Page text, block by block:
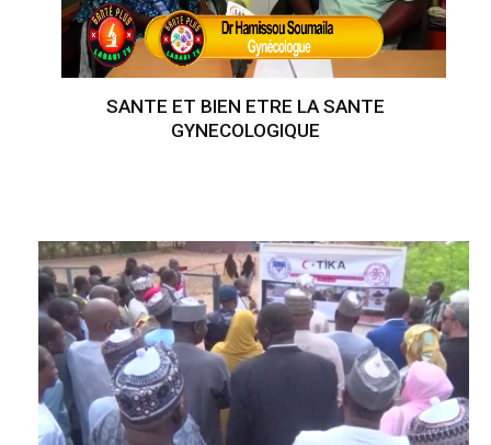
SANTE ET BIEN ETRE LA SANTE
GYNECOLOGIQUE